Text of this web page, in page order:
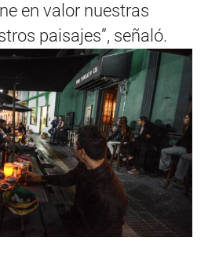
en valor nuestras
paisajes”, señaló.